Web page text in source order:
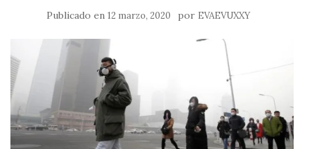
Publicado en 12 marzo, 2020 por EVAEVUXXY